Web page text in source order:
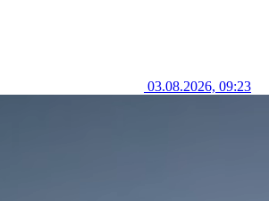
03.08.2026, 09:23